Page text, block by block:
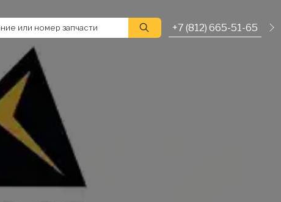
или номер запчасти +7 (812) 665-51-65